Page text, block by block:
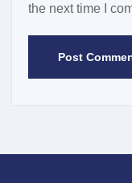
the next time I